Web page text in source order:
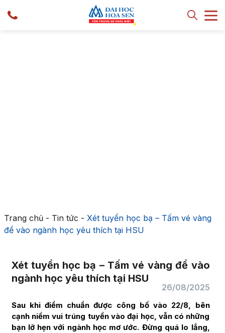
Trang chủ- Tin tức - Xét tuyển học bạ – Tấm vé vàng
để vào ngành học yêu thích tại HSU
Xét tuyển học bạ – Tấm vé vàng để vào
ngành học yêu thích tại HSU
26/08/2025
Sau khi điểm chuẩn được công bố vào 22/8, bên
cạnh niềm vui trúng tuyển vào đại học, vẫn có những
bạn lỡ hẹn với ngành học mơ ước. Đừng quá lo lắng,